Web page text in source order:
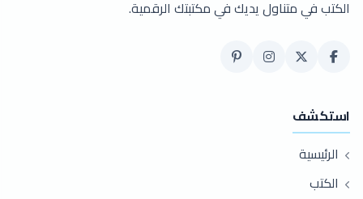
الكتب في متناول يديك في مكتبتك الرقمية.
استكشف
الرئيسية
الكتب